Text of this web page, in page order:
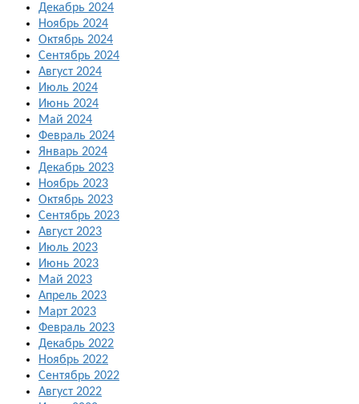
Декабрь 2024
Ноябрь 2024
Октябрь 2024
Сентябрь 2024
Август 2024
Июль 2024
Июнь 2024
Май 2024
Февраль 2024
Январь 2024
Декабрь 2023
Ноябрь 2023
Октябрь 2023
Сентябрь 2023
Август 2023
Июль 2023
Июнь 2023
Май 2023
Апрель 2023
Март 2023
Февраль 2023
Декабрь 2022
Ноябрь 2022
Сентябрь 2022
Август 2022